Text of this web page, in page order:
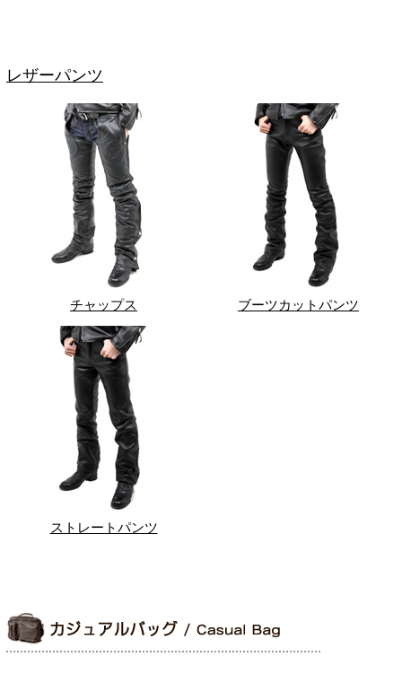
レザーパンツ
チャップス ブーツカットパンツ
ストレートパンツ